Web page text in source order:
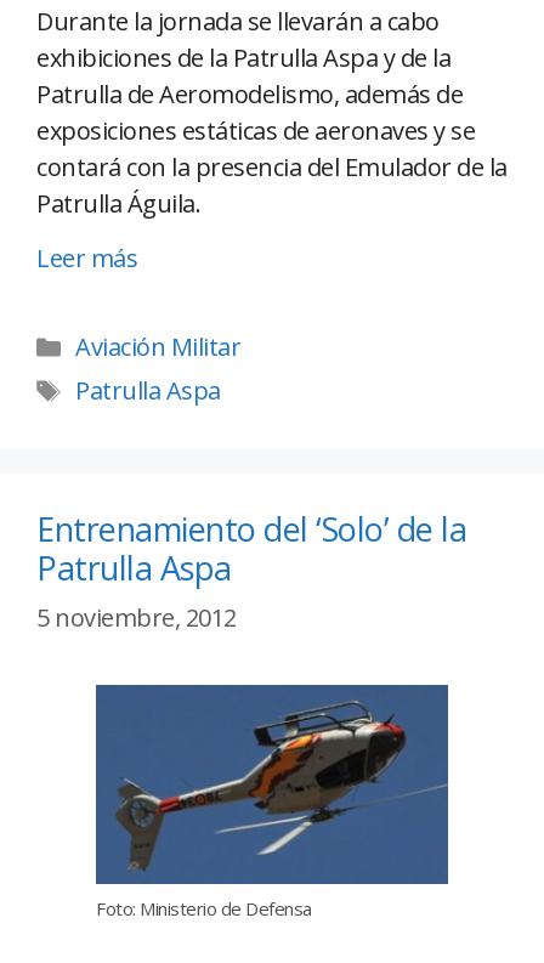
Durante la jornada se llevarán a cabo
exhibiciones de la Patrulla Aspa y de la
Patrulla de Aeromodelismo, además de
exposiciones estáticas de aeronaves y se
contará con la presencia del Emulador de la
Patrulla Águila.
Leer más
Aviación Militar
Patrulla Aspa
Entrenamiento del ‘Solo’ de la
Patrulla Aspa
5 noviembre, 2012
Foto: Ministerio de Defensa